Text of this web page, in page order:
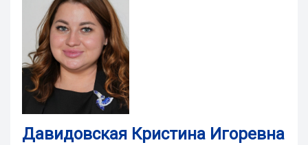
Давидовская Кристина Игоревна